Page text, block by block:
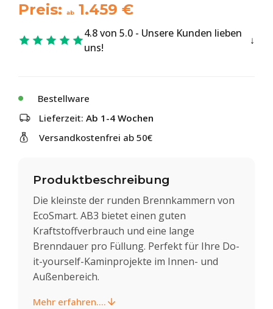
Preis: ab 1.459 €
4.8 von 5.0 - Unsere Kunden lieben
uns!
Bestellware
Lieferzeit: Ab 1-4 Wochen
Versandkostenfrei ab 50€
Produktbeschreibung
Die kleinste der runden Brennkammern von
EcoSmart. AB3 bietet einen guten
Kraftstoffverbrauch und eine lange
Brenndauer pro Füllung. Perfekt für Ihre Do-
it-yourself-Kaminprojekte im Innen- und
Außenbereich.
Mehr erfahren....